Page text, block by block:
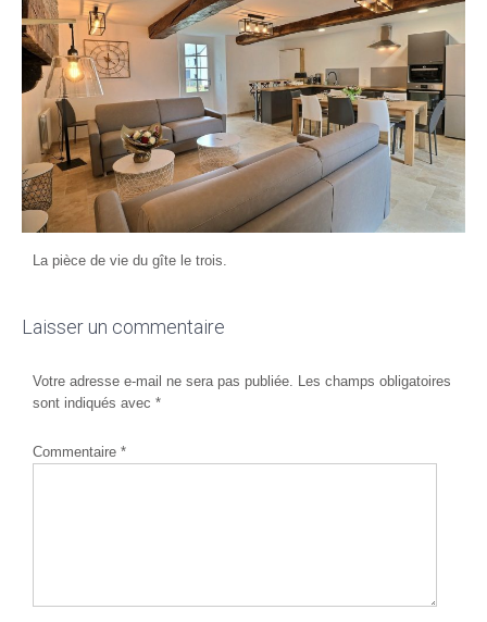
La pièce de vie du gîte le trois.
Laisser un commentaire
Votre adresse e-mail ne sera pas publiée.
Les champs obligatoires
sont indiqués avec *
Commentaire *